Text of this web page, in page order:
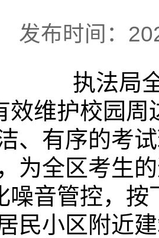
发布时间：
执法局
效维护校园
、有序的考
为全区考生
噪音管控，按
民小区附近